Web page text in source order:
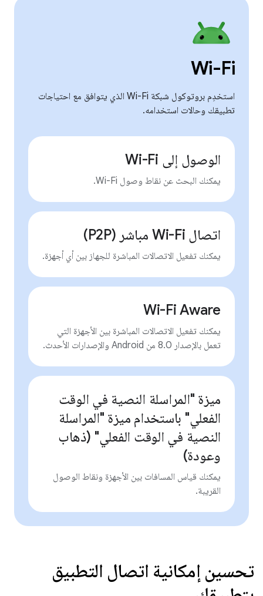
Wi-Fi
استخدِم بروتوكول شبكة Wi-Fi الذي يتوافق مع احتياجات
تطبيقك وحالات استخدامه.
الوصول إلى Wi-Fi
يمكنك البحث عن نقاط وصول Wi-Fi.
اتصال Wi-Fi مباشر (P2P)
يمكنك تفعيل الاتصالات المباشرة للجهاز بين أي أجهزة.
Wi-Fi Aware
يمكنك تفعيل الاتصالات المباشرة بين الأجهزة التي
تعمل بالإصدار 8.0 من Android والإصدارات الأحدث.
ميزة "المراسلة النصية في الوقت
الفعلي" باستخدام ميزة "المراسلة
النصية في الوقت الفعلي" (ذهاب
وعودة)
يمكنك قياس المسافات بين الأجهزة ونقاط الوصول
القريبة.
تحسين إمكانية اتصال التطبيق